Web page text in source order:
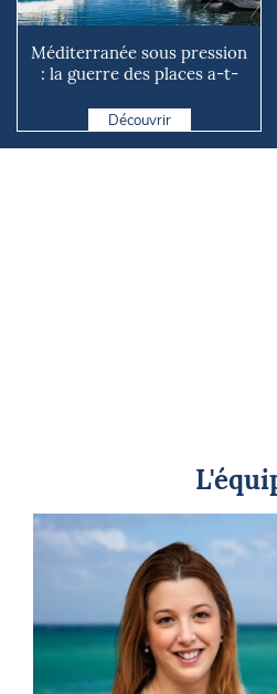
Méditerranée sous pression
: la guerre des places a-t-
Découvrir